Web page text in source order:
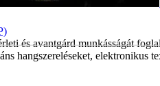
és avantgárd munkásságát
hangszereléseket, elektronikus